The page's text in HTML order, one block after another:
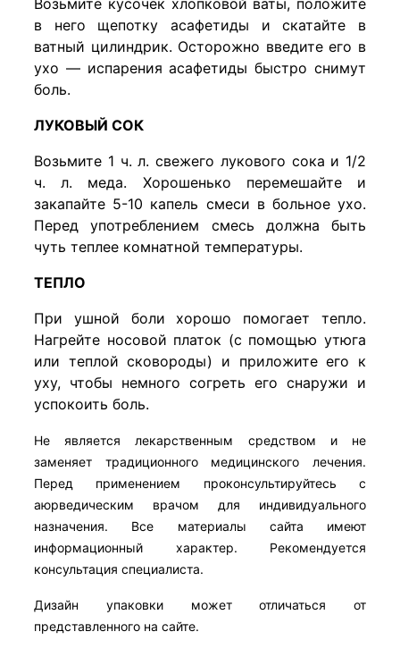
в него щепотку асафетиды и скатайте в
ватный цилиндрик. Осторожно введите его в
ухо — испарения асафетиды быстро снимут
боль.
ЛУКОВЫЙ СОК
Возьмите 1 ч. л. свежего лукового сока и 1/2
ч. л. меда. Хорошенько перемешайте и
закапайте 5-10 капель смеси в больное ухо.
Перед употреблением смесь должна быть
чуть теплее комнатной температуры.
ТЕПЛО
При ушной боли хорошо помогает тепло.
Нагрейте носовой платок (с помощью утюга
или теплой сковороды) и приложите его к
уху, чтобы немного согреть его снаружи и
успокоить боль.
Не является лекарственным средством и не
заменяет традиционного медицинского лечения.
Перед применением проконсультируйтесь с
аюрведическим врачом для индивидуального
назначения. Все материалы сайта имеют
информационный характер. Рекомендуется
консультация специалиста.
Дизайн упаковки может отличаться от
представленного на сайте.